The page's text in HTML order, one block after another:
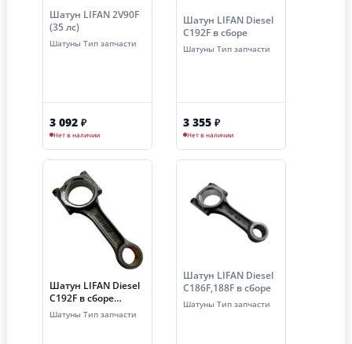
Шатун LIFAN 2V90F
(35 лс)
Шатуны Тип запчасти
3 092 ₽
Нет в наличии
Шатун LIFAN Diesel
C192F в сборе
Шатуны Тип запчасти
3 355 ₽
Нет в наличии
Шатун LIFAN Diesel
C192F в сборе
(оригинал)
Шатуны Тип запчасти
Шатун LIFAN Diesel
C186F,188F в сборе
Шатуны Тип запчасти